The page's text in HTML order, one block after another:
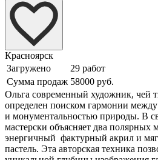
Красноярск
Загружено
29 работ
Сумма продаж 58000 руб.
Ольга современный художник, чей
определен поиском гармонии
и монументальностью природы. В
мастерски объясняет два полярных
энергичный фактурный акрил и
пастель. Эта авторская техника